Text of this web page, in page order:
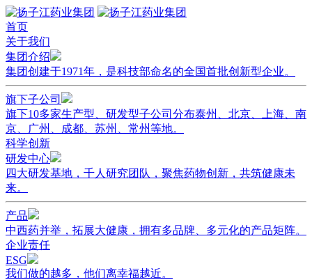
首页
关于我们
集团介绍
集团创建于1971年，是科技部命名的全国首批创新型企业。
旗下子公司
旗下10多家生产型、研发型子公司分布泰州、北京、上海、南
京、广州、成都、苏州、常州等地。
科学创新
研发中心
四大研发基地，千人研究团队，聚焦药物创新，共筑健康未
来。
产品
中西药并举，拓展大健康，拥有多品牌、多元化的产品矩阵。
企业责任
ESG
我们做的越多，他们离幸福越近。